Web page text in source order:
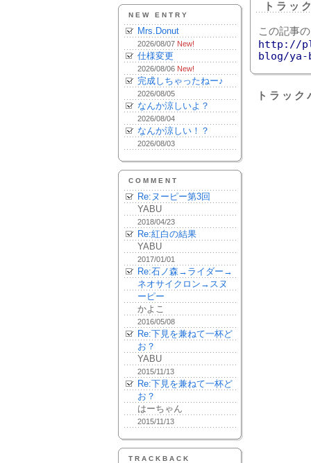
NEW ENTRY
Mrs.Donut
2026/08/07 New!
仕様変更
2026/08/06 New!
完成しちゃったねー♪
2026/08/05
なんか涼しいよ？
2026/08/04
なんか涼しい！？
2026/08/03
COMMENT
Re:ヌーピー第3回
YABU
2018/04/23
Re:紅白の結果
YABU
2017/01/01
Re:石ノ森→ライダー→
ネオサイクロン→スヌ
ーピー
かよこ
2016/05/08
Re:下見を兼ねて一杯ど
お？
YABU
2015/11/13
Re:下見を兼ねて一杯ど
お？
はーちゃん
2015/11/13
TRACKBACK
トラッ
この記事
http://
blog/ya-
トラッ